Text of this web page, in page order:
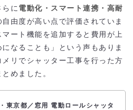
らに 電動化・スマート連携・高耐
由度が高い点で評価されていま
ート機能を追加すると費用が上
なることも」という声もありま
リでシャッター工事を行った方
めました。
東京都／窓用 電動ロールシャッタ